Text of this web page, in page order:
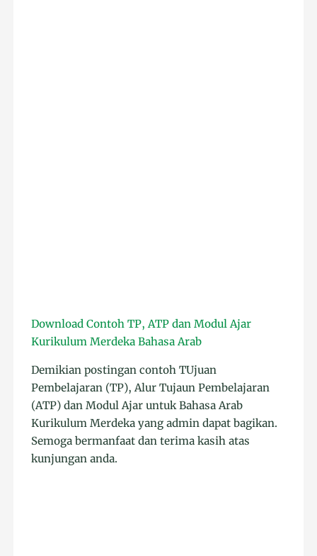
Download Contoh TP, ATP dan Modul Ajar
Kurikulum Merdeka Bahasa Arab
Demikian postingan contoh TUjuan
Pembelajaran (TP), Alur Tujaun Pembelajaran
(ATP) dan Modul Ajar untuk Bahasa Arab
Kurikulum Merdeka yang admin dapat bagikan.
Semoga bermanfaat dan terima kasih atas
kunjungan anda.